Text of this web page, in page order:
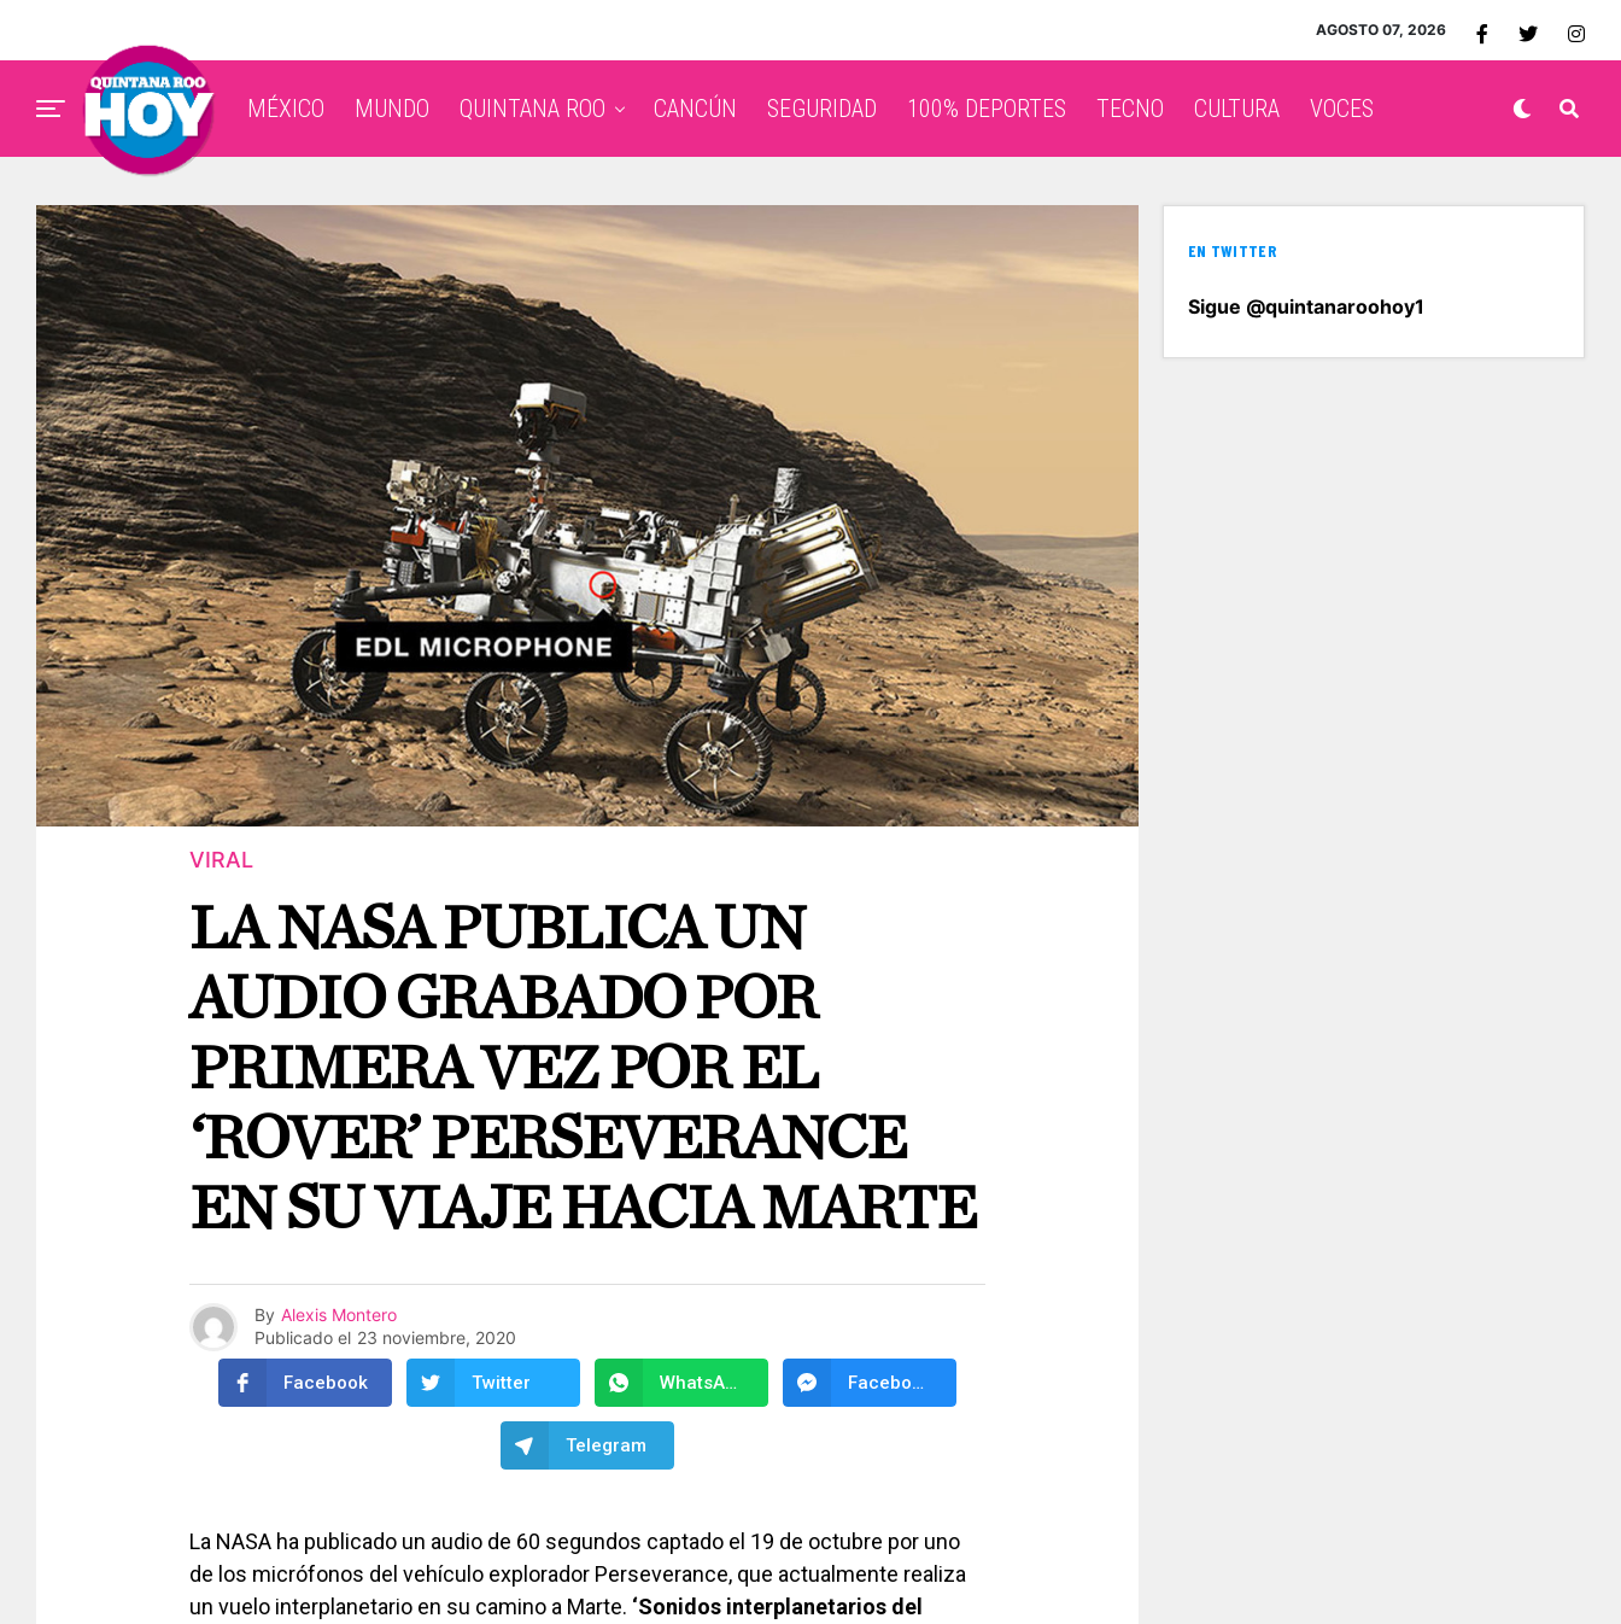
AGOSTO 07, 2026
MÉXICO MUNDO QUINTANA ROO CANCÚN SEGURIDAD 100% DEPORTES TECNO CULTURA VOCES
VIRAL
LA NASA PUBLICA UN
AUDIO GRABADO POR
PRIMERA VEZ POR EL
‘ROVER’ PERSEVERANCE
EN SU VIAJE HACIA MARTE
By Alexis Montero
Publicado el 23 noviembre, 2020
Facebook Twitter WhatsApp Facebook Messenger
Telegram
La NASA ha publicado un audio de 60 segundos captado el 19 de octubre por uno
de los micrófonos del vehículo explorador Perseverance, que actualmente realiza
un vuelo interplanetario en su camino a Marte. ‘Sonidos interplanetarios del
EN TWITTER
Sigue @quintanaroohoy1